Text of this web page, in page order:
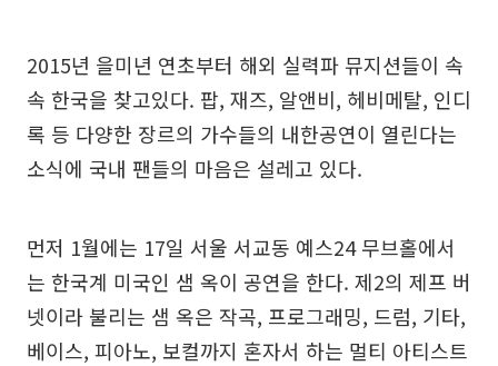
2015년 을미년 연초부터 해외 실력파 뮤지션들이 속
속 한국을 찾고있다. 팝, 재즈, 알앤비, 헤비메탈, 인디
록 등 다양한 장르의 가수들의 내한공연이 열린다는
소식에 국내 팬들의 마음은 설레고 있다.
먼저 1월에는 17일 서울 서교동 예스24 무브홀에서
는 한국계 미국인 샘 옥이 공연을 한다. 제2의 제프 버
넷이라 불리는 샘 옥은 작곡, 프로그래밍, 드럼, 기타,
베이스, 피아노, 보컬까지 혼자서 하는 멀티 아티스트